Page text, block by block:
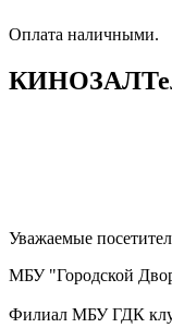
​​​​​​​Оплата наличными.
КИНОЗАЛ
Уважаемые
МБУ "Городской
Филиал МБУ ГДК